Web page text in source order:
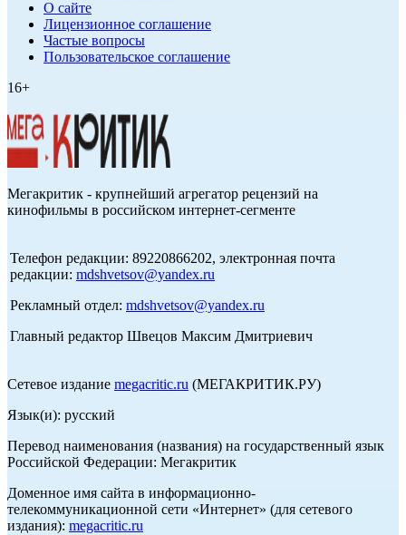
О сайте
Лицензионное соглашение
Частые вопросы
Пользовательское соглашение
16+
Мегакритик - крупнейший агрегатор рецензий на
кинофильмы в российском интернет-сегменте
Телефон редакции: 89220866202, электронная почта
редакции: mdshvetsov@yandex.ru
Рекламный отдел: mdshvetsov@yandex.ru
Главный редактор Швецов Максим Дмитриевич
Сетевое издание megacritic.ru (МЕГАКРИТИК.РУ)
Язык(и): русский
Перевод наименования (названия) на государственный язык
Российской Федерации: Мегакритик
Доменное имя сайта в информационно-
телекоммуникационной сети «Интернет» (для сетевого
издания): megacritic.ru